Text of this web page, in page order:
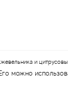
и
можно